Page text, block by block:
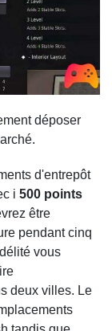
déposer
d'entrepôt
i 500 points
être
pendant cinq
vous
deux villes. Le